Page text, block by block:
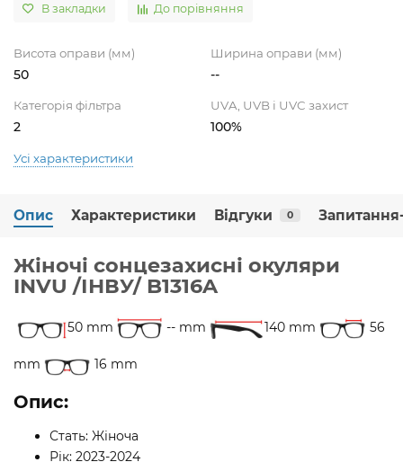
В закладки До порівняння
Висота оправи (мм)
50
Ширина оправи (мм)
--
Категорія фільтра
2
UVA, UVB і UVC захист
100%
Усі характеристики
Опис Характеристики Відгуки 0
Жіночі сонцезахисні окуляри
INVU /ІНВУ/ B1316A
50 mm -- mm 140 mm 56
mm 16 mm
Опис:
Стать: Жіноча
Рік: 2023-2024